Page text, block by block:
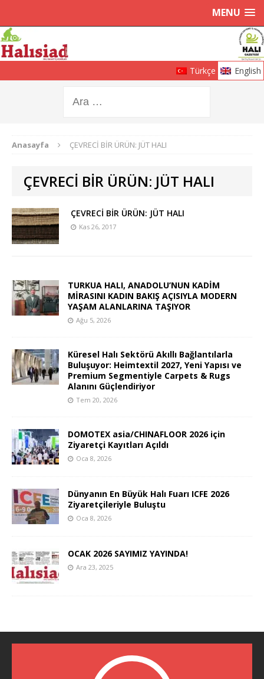
MENU
Türkçe English
Anasayfa ÇEVRECİ BİR ÜRÜN: JÜT HALI
ÇEVRECİ BİR ÜRÜN: JÜT HALI
ÇEVRECİ BİR ÜRÜN: JÜT HALI
Kas 26, 2017
TURKUA HALI, ANADOLU’NUN KADİM
MİRASINI KADIN BAKIŞ AÇISIYLA MODERN
YAŞAM ALANLARINA TAŞIYOR
Ağu 5, 2026
Küresel Halı Sektörü Akıllı Bağlantılarla
Buluşuyor: Heimtextil 2027, Yeni Yapısı ve
Premium Segmentiyle Carpets & Rugs
Alanını Güçlendiriyor
Tem 20, 2026
DOMOTEX asia/CHINAFLOOR 2026 için
Ziyaretçi Kayıtları Açıldı
Oca 8, 2026
Dünyanın En Büyük Halı Fuarı ICFE 2026
Ziyaretçileriyle Buluştu
Oca 8, 2026
OCAK 2026 SAYIMIZ YAYINDA!
Ara 23, 2025